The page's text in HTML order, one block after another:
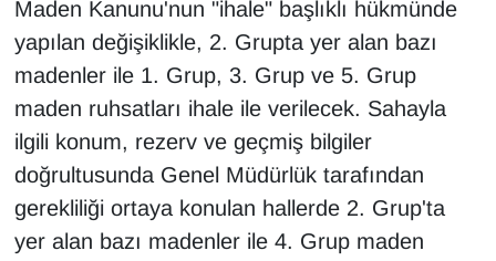
Maden Kanunu'nun "ihale" başlıklı hükmünde
yapılan değişiklikle, 2. Grupta yer alan bazı
madenler ile 1. Grup, 3. Grup ve 5. Grup
maden ruhsatları ihale ile verilecek. Sahayla
ilgili konum, rezerv ve geçmiş bilgiler
doğrultusunda Genel Müdürlük tarafından
gerekliliği ortaya konulan hallerde 2. Grup'ta
yer alan bazı madenler ile 4. Grup maden